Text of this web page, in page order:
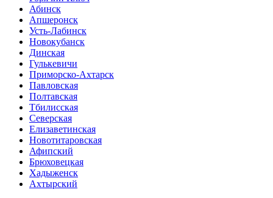
Абинск
Апшеронск
Усть-Лабинск
Новокубанск
Динская
Гулькевичи
Приморско-Ахтарск
Павловская
Полтавская
Тбилисская
Северская
Елизаветинская
Новотитаровская
Афипский
Брюховецкая
Хадыженск
Ахтырский